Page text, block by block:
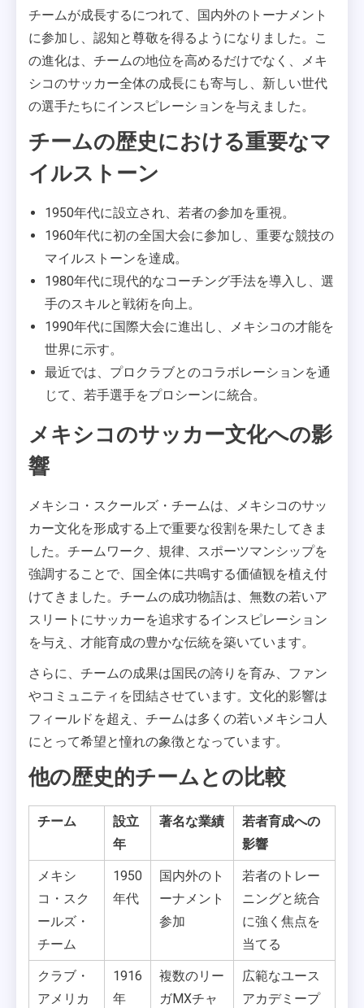
チームが成長するにつれて、国内外のトーナメント
に参加し、認知と尊敬を得るようになりました。こ
の進化は、チームの地位を高めるだけでなく、メキ
シコのサッカー全体の成長にも寄与し、新しい世代
の選手たちにインスピレーションを与えました。
チームの歴史における重要なマ
イルストーン
1950年代に設立され、若者の参加を重視。
1960年代に初の全国大会に参加し、重要な競技の
マイルストーンを達成。
1980年代に現代的なコーチング手法を導入し、選
手のスキルと戦術を向上。
1990年代に国際大会に進出し、メキシコの才能を
世界に示す。
最近では、プロクラブとのコラボレーションを通
じて、若手選手をプロシーンに統合。
メキシコのサッカー文化への影
響
メキシコ・スクールズ・チームは、メキシコのサッ
カー文化を形成する上で重要な役割を果たしてきま
した。チームワーク、規律、スポーツマンシップを
強調することで、国全体に共鳴する価値観を植え付
けてきました。チームの成功物語は、無数の若いア
スリートにサッカーを追求するインスピレーション
を与え、才能育成の豊かな伝統を築いています。
さらに、チームの成果は国民の誇りを育み、ファン
やコミュニティを団結させています。文化的影響は
フィールドを超え、チームは多くの若いメキシコ人
にとって希望と憧れの象徴となっています。
他の歴史的チームとの比較
チーム
設立
年
著名な業績
若者育成への
影響
メキシ
コ・スク
ールズ・
チーム
1950
年代
国内外のト
ーナメント
参加
若者のトレー
ニングと統合
に強く焦点を
当てる
クラブ・
アメリカ
1916
年
複数のリー
ガMXチャ
広範なユース
アカデミープ